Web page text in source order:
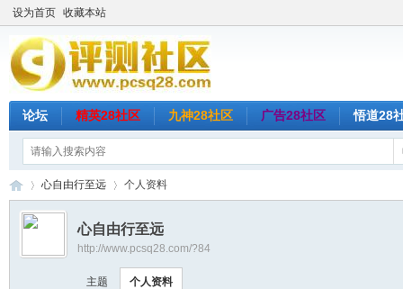
设为首页 收藏本站
论坛 精英28社区 九神28社区 广告28社区 悟道28
›
心自由行至远 个人资料
心自由行至远
http://www.pcsq28.com/?84
主题 个人资料